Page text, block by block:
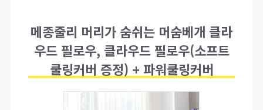
메종줄리 머리가 숨쉬는 머숨베개 클라
우드 필로우, 클라우드 필로우(소프트
쿨링커버 증정) + 파워쿨링커버